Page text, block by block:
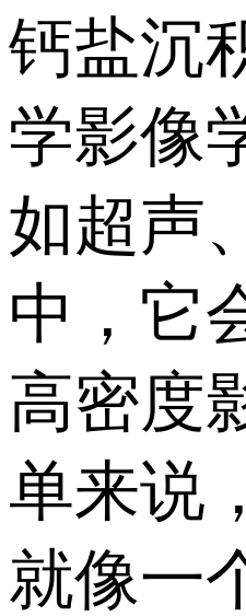
钙盐沉
学影像
如超声
中，它
高密度
单来说
就像一